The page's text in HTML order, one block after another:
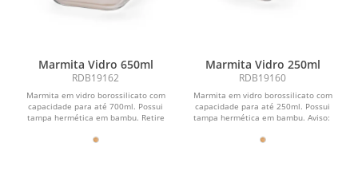
Marmita Vidro 650ml
RDB19162
Marmita em vidro borossilicato com
capacidade para até 700ml. Possui
tampa hermética em bambu. Retire
Marmita Vidro 250ml
RDB19160
Marmita em vidro borossilicato com
capacidade para até 250ml. Possui
tampa hermética em bambu. Aviso: